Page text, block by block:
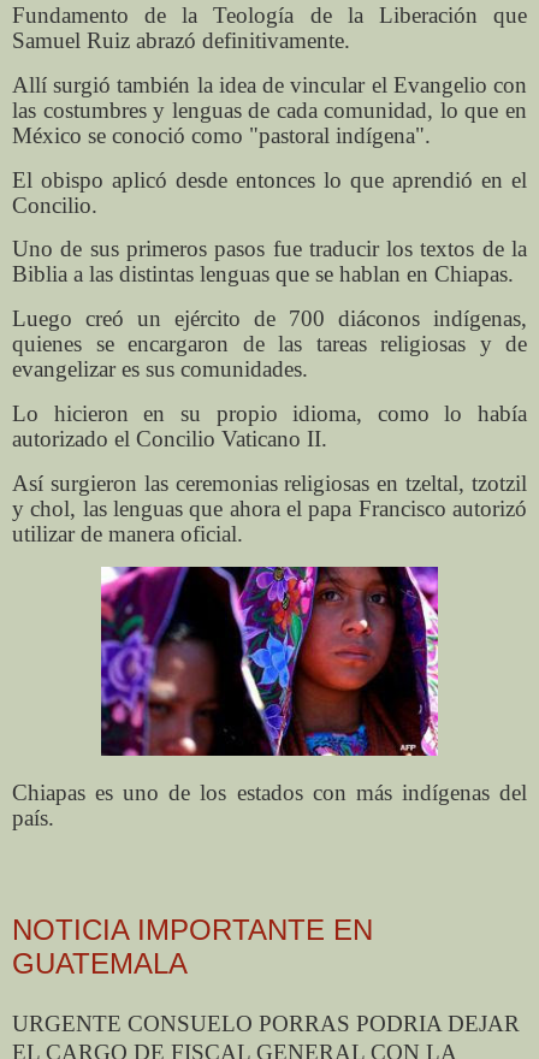
Fundamento de la Teología de la Liberación que
Samuel Ruiz abrazó definitivamente.
Allí surgió también la idea de vincular el Evangelio con
las costumbres y lenguas de cada comunidad, lo que en
México se conoció como "pastoral indígena".
El obispo aplicó desde entonces lo que aprendió en el
Concilio.
Uno de sus primeros pasos fue traducir los textos de la
Biblia a las distintas lenguas que se hablan en Chiapas.
Luego creó un ejército de 700 diáconos indígenas,
quienes se encargaron de las tareas religiosas y de
evangelizar es sus comunidades.
Lo hicieron en su propio idioma, como lo había
autorizado el Concilio Vaticano II.
Así surgieron las ceremonias religiosas en tzeltal, tzotzil
y chol, las lenguas que ahora el papa Francisco autorizó
utilizar de manera oficial.
Chiapas es uno de los estados con más indígenas del
país.
NOTICIA IMPORTANTE EN
GUATEMALA
URGENTE CONSUELO PORRAS PODRIA DEJAR
EL CARGO DE FISCAL GENERAL CON LA